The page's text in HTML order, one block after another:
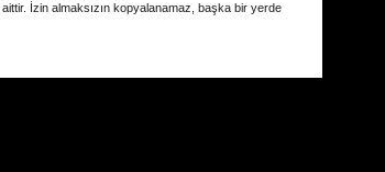
İzin almaksızın kopyalanamaz, başka bir yerde